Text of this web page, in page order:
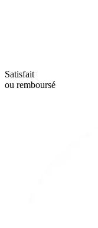
Satisfait
ou remboursé